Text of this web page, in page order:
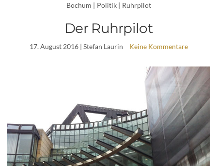
Bochum | Politik | Ruhrpilot
Der Ruhrpilot
17. August 2016| Stefan Laurin Keine Kommentare